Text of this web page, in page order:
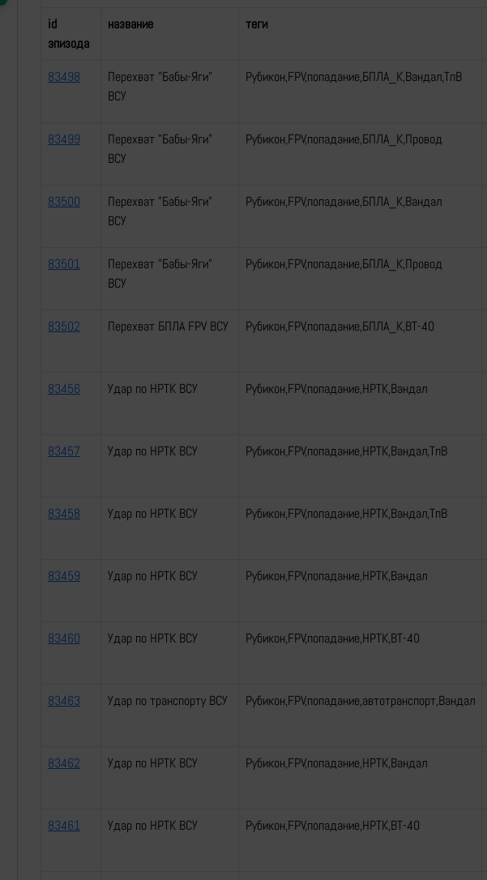
id
эпизода
название теги
83498
Перехват "Бабы-Яги"
ВСУ
Рубикон,FPV,попадание,БПЛА_К,Вандал,ТпВ
83499
Перехват "Бабы-Яги"
ВСУ
Рубикон,FPV,попадание,БПЛА_К,Провод
83500
Перехват "Бабы-Яги"
ВСУ
Рубикон,FPV,попадание,БПЛА_К,Вандал
83501
Перехват "Бабы-Яги"
ВСУ
Рубикон,FPV,попадание,БПЛА_К,Провод
83502 Перехват БПЛА FPV ВСУ Рубикон,FPV,попадание,БПЛА_К,ВТ-40
83456 Удар по НРТК ВСУ Рубикон,FPV,попадание,НРТК,Вандал
83457 Удар по НРТК ВСУ Рубикон,FPV,попадание,НРТК,Вандал,ТпВ
83458 Удар по НРТК ВСУ Рубикон,FPV,попадание,НРТК,Вандал,ТпВ
83459 Удар по НРТК ВСУ Рубикон,FPV,попадание,НРТК,Вандал
83460 Удар по НРТК ВСУ Рубикон,FPV,попадание,НРТК,ВТ-40
83463 Удар по транспорту ВСУ Рубикон,FPV,попадание,автотранспорт,Вандал
83462 Удар по НРТК ВСУ Рубикон,FPV,попадание,НРТК,Вандал
83461 Удар по НРТК ВСУ Рубикон,FPV,попадание,НРТК,ВТ-40